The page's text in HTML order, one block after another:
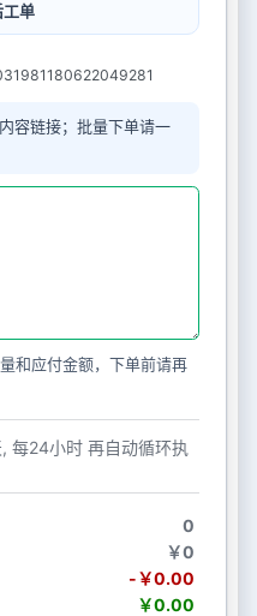
工单
容链接；批量下单请一
和应付金额，下单前请再
每24小时 再自动循环执
0
￥0
-￥0.00
￥0.00